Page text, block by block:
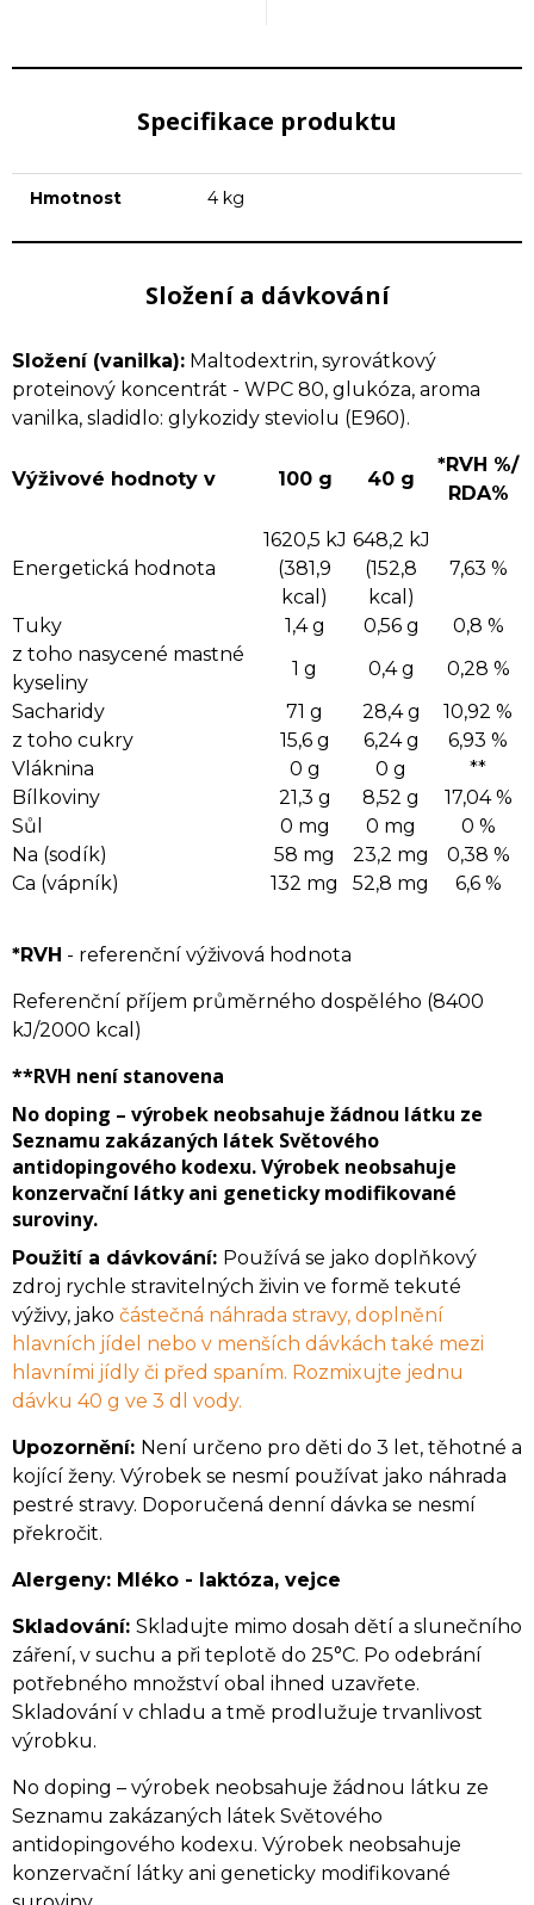
Specifikace produktu
Hmotnost 4 kg
Složení a dávkování
Složení (vanilka): Maltodextrin, syrovátkový
proteinový koncentrát - WPC 80, glukóza, aroma
vanilka, sladidlo: glykozidy steviolu (E960).
Výživové hodnoty v 100 g 40 g
*RVH %/
RDA%
Energetická hodnota
1620,5 kJ
(381,9
kcal)
648,2 kJ
(152,8
kcal)
7,63 %
Tuky 1,4 g 0,56 g
0,8 %
z toho nasycené mastné
kyseliny
1 g 0,4 g
0,28 %
Sacharidy
71 g 28,4 g
10,92 %
z toho cukry
15,6 g 6,24 g
6,93 %
Vláknina
0 g 0 g
**
Bílkoviny
21,3 g 8,52 g
17,04 %
Sůl
0 mg 0 mg
0 %
Na (sodík)
58 mg 23,2 mg
0,38 %
Ca (vápník)
132 mg 52,8 mg 6,6 %
*RVH - referenční výživová hodnota
Referenční příjem průměrného dospělého (8400
kJ/2000 kcal)
**RVH není stanovena
No doping – výrobek neobsahuje žádnou látku ze
Seznamu zakázaných látek Světového
antidopingového kodexu. Výrobek neobsahuje
konzervační látky ani geneticky modifikované
suroviny.
Použití a dávkování: Používá se jako doplňkový
zdroj rychle stravitelných živin ve formě tekuté
výživy, jako částečná náhrada stravy, doplnění
hlavních jídel nebo v menších dávkách také mezi
hlavními jídly či před spaním. Rozmixujte jednu
dávku 40 g ve 3 dl vody.
Upozornění: Není určeno pro děti do 3 let, těhotné a
kojící ženy. Výrobek se nesmí používat jako náhrada
pestré stravy. Doporučená denní dávka se nesmí
překročit.
Alergeny: Mléko - laktóza, vejce
Skladování: Skladujte mimo dosah dětí a slunečního
záření, v suchu a při teplotě do 25°C. Po odebrání
potřebného množství obal ihned uzavřete.
Skladování v chladu a tmě prodlužuje trvanlivost
výrobku.
No doping – výrobek neobsahuje žádnou látku ze
Seznamu zakázaných látek Světového
antidopingového kodexu. Výrobek neobsahuje
konzervační látky ani geneticky modifikované